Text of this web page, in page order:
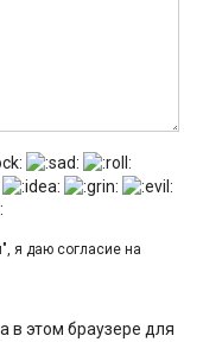
я даю согласие на
в этом браузере для